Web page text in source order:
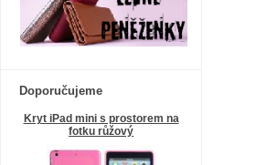
Doporučujeme
Kryt iPad mini s prostorem na
fotku růžový